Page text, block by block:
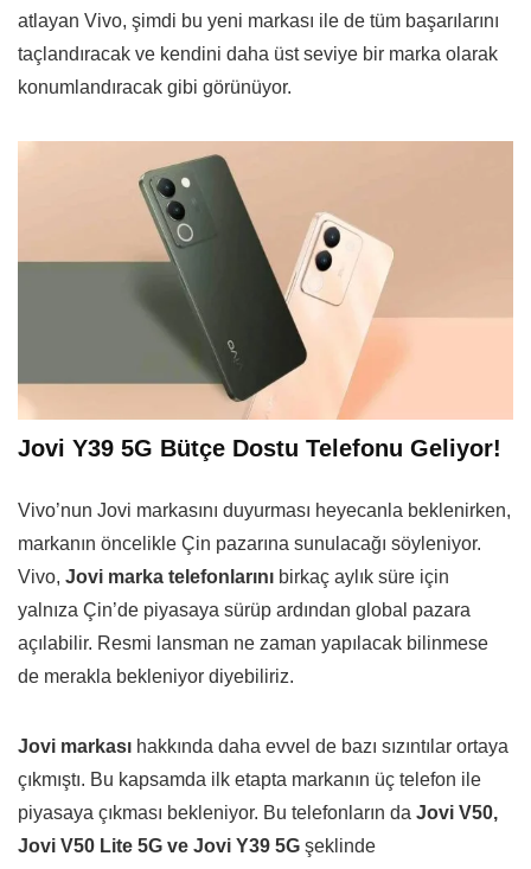
atlayan Vivo, şimdi bu yeni markası ile de tüm başarılarını
taçlandıracak ve kendini daha üst seviye bir marka olarak
konumlandıracak gibi görünüyor.
Jovi Y39 5G Bütçe Dostu Telefonu Geliyor!
Vivo’nun Jovi markasını duyurması heyecanla beklenirken,
markanın öncelikle Çin pazarına sunulacağı söyleniyor.
Vivo, Jovi marka telefonlarını birkaç aylık süre için
yalnıza Çin’de piyasaya sürüp ardından global pazara
açılabilir. Resmi lansman ne zaman yapılacak bilinmese
de merakla bekleniyor diyebiliriz.
Jovi markası hakkında daha evvel de bazı sızıntılar ortaya
çıkmıştı. Bu kapsamda ilk etapta markanın üç telefon ile
piyasaya çıkması bekleniyor. Bu telefonların da Jovi V50,
Jovi V50 Lite 5G ve Jovi Y39 5G şeklinde